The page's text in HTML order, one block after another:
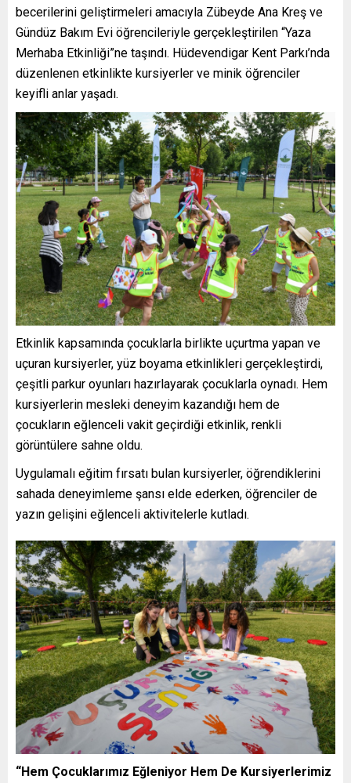
becerilerini geliştirmeleri amacıyla Zübeyde Ana Kreş ve
Gündüz Bakım Evi öğrencileriyle gerçekleştirilen “Yaza
Merhaba Etkinliği”ne taşındı. Hüdevendigar Kent Parkı’nda
düzenlenen etkinlikte kursiyerler ve minik öğrenciler
keyifli anlar yaşadı.
Etkinlik kapsamında çocuklarla birlikte uçurtma yapan ve
uçuran kursiyerler, yüz boyama etkinlikleri gerçekleştirdi,
çeşitli parkur oyunları hazırlayarak çocuklarla oynadı. Hem
kursiyerlerin mesleki deneyim kazandığı hem de
çocukların eğlenceli vakit geçirdiği etkinlik, renkli
görüntülere sahne oldu.
Uygulamalı eğitim fırsatı bulan kursiyerler, öğrendiklerini
sahada deneyimleme şansı elde ederken, öğrenciler de
yazın gelişini eğlenceli aktivitelerle kutladı.
“Hem Çocuklarımız Eğleniyor Hem De Kursiyerlerimiz